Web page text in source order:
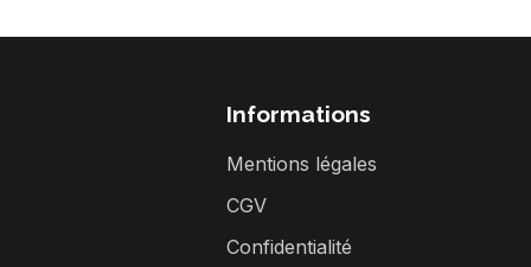
Informations
Mentions légales
CGV
Confidentialité